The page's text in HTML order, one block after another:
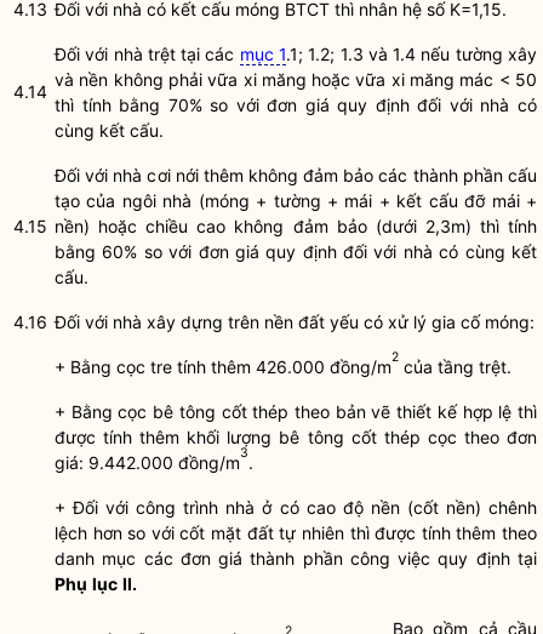
4.13 Đối với nhà có kết cấu móng BTCT thì nhân hệ số K=1,15.
4.14
Đối với nhà trệt tại các mục 1.1; 1.2; 1.3 và 1.4 nếu tường xây
và nền không phải vữa xi măng hoặc vữa xi măng mác < 50
thì tính bằng 70% so với đơn giá quy định đối với nhà có
cùng kết cấu.
4.15
Đối với nhà cơi nới thêm không đảm bảo các thành phần cấu
tạo của ngôi nhà (móng + tường + mái + kết cấu đỡ mái +
nền) hoặc chiều cao không đảm bảo (dưới 2,3m) thì tính
bằng 60% so với đơn giá quy định đối với nhà có cùng kết
cấu.
4.16 Đối với nhà xây dựng trên nền đất yếu có xử lý gia cố móng:
+ Bằng cọc tre tính thêm 426.000 đồng/m2 của tầng trệt.
+ Bằng cọc bê tông cốt thép theo bản vẽ thiết kế hợp lệ thì
được tính thêm khối lượng bê tông cốt thép cọc theo đơn
giá: 9.442.000 đồng/m3.
+ Đối với công trình nhà ở có cao độ nền (cốt nền) chênh
lệch hơn so với cốt mặt đất tự nhiên thì được tính thêm theo
danh mục các đơn giá thành phần công việc quy định tại
Phụ lục II.
2 Bao gồm cả cầu